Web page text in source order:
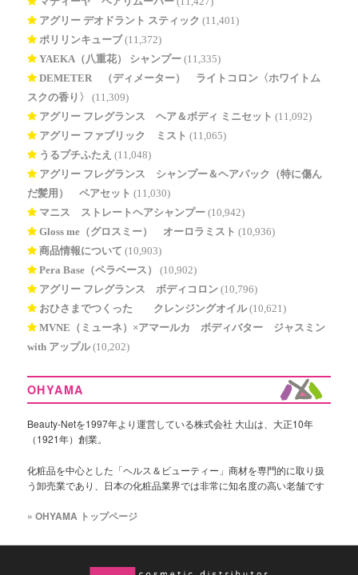
アグリー デオドラント スティック (11,401)
ポリリンキューブ (11,372)
YAEKA（八重花） シャンプー (11,335)
DEMETER®（ディメーター） ライトコロン〈ホワイトム
スクの香り〉
(11,309)
アグリー フレグランス ヘア＆ボディ ミニセット (11,092)
アグリー ファブリック ミスト (11,065)
うるプチふたえ (11,048)
アグリー フレグランス シャンプー＆ヘアパック（特に傷ん
だ髪用） ペアセット (11,030)
マニス ストレートヘアシャンプー (10,942)
Gloss me（グロスミー） オーロラミスト (10,936)
商品情報について (10,903)
Pera Base（ペラベース）
(10,902)
アグリー フレグランス ボディコロン (10,796)
おひさまでつくった® クレンジングオイル (10,621)
MVNE（ミューネ）×アマールカ ボディバター ジャスミン
with アップル (10,202)
OHYAMA
Beauty-Netを1997年より運営している株式会社 大山は、大正10年
（1921年）創業。
化粧品を中心とした「ヘルス＆ビューティー」商材を専門的に取り扱
う卸売業であり、日本の化粧品業界では非常に知名度の高い老舗です
» OHYAMA トップページ